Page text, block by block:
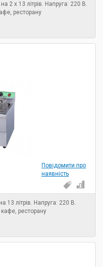
2 х 13 літрів. Напруга: 220 В.
ресторану
Повідомити про
наявність
13 літрів. Напруга: 220 В.
ресторану